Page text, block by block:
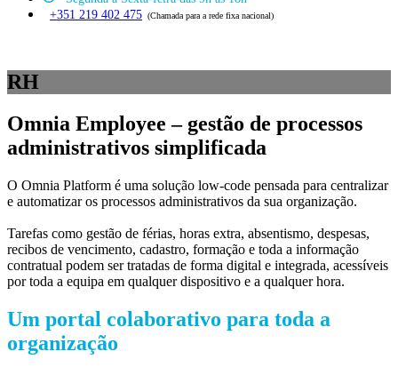
+351 219 402 475 (Chamada para a rede fixa nacional)
RH
Omnia Employee – gestão de processos
administrativos simplificada
O Omnia Platform é uma solução low-code pensada para centralizar
e automatizar os processos administrativos da sua organização.
Tarefas como gestão de férias, horas extra, absentismo, despesas,
recibos de vencimento, cadastro, formação e toda a informação
contratual podem ser tratadas de forma digital e integrada, acessíveis
por toda a equipa em qualquer dispositivo e a qualquer hora.
Um portal colaborativo para toda a
organização